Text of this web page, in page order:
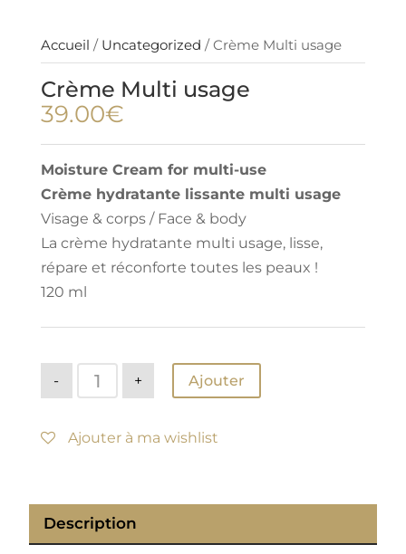
Accueil / Uncategorized / Crème Multi usage
Crème Multi usage
39.00€
Moisture Cream for multi-use
Crème hydratante lissante multi usage
Visage & corps / Face & body
La crème hydratante multi usage, lisse,
répare et réconforte toutes les peaux !
120 ml
-
quantité
Crème
+ Ajouter
Ajouter à ma wishlist
Description